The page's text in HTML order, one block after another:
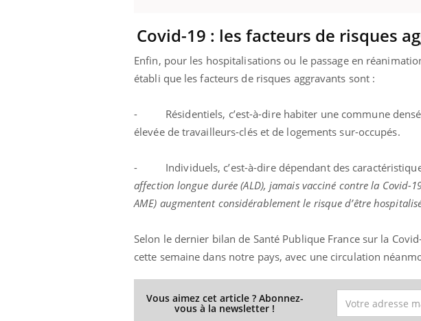
Covid-19 : les facteurs de risques
Enfin, pour les hospitalisations ou le passage en
établi que les facteurs de risques aggravants sont :
- Résidentiels, c’est-à-dire habiter une commune
élevée de travailleurs-clés et de logements sur-occupés.
- Individuels, c’est-à-dire dépendant des
affection longue durée (ALD), jamais vacciné contre la Covid-
AME) augmentent considérablement le risque d’être
Selon le dernier bilan de Santé Publique France sur la
cette semaine dans notre pays, avec une circulation
Vous aimez cet article ? Abonnez-
vous à la newsletter !